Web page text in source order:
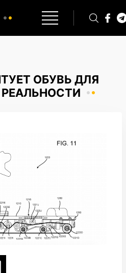
ОБУВЬ ДЛЯ